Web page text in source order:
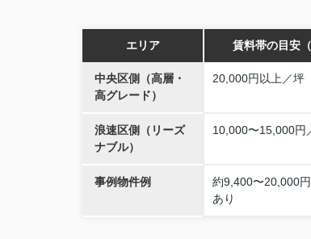
エリア 賃料帯の目安（
中央区側（高層・
高グレード）
20,000円以上／坪
浪速区側（リーズ
ナブル）
10,000〜15,000円
事例物件例
約9,400〜20,000
あり